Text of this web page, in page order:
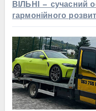
ВІЛЬНІ — сучасний
гармонійного